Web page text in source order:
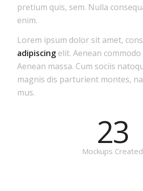
pretium quis, sem. Nulla
enim.
Lorem ipsum dolor sit amet,
adipiscingelit. Aenean
Aenean massa. Cum sociis
magnis dis parturient montes,
mus.
23
Mockups Created